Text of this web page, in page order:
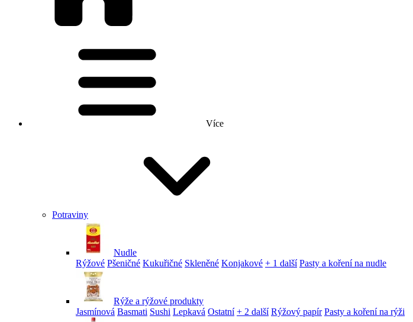
Více
Potraviny
Nudle
Rýžové Pšeničné Kukuřičné Skleněné Konjakové + 1 další Pasty a koření na nudle
Rýže a rýžové produkty
Jasmínová Basmati Sushi Lepkavá Ostatní + 2 další Rýžový papír Pasty a koření na rýži